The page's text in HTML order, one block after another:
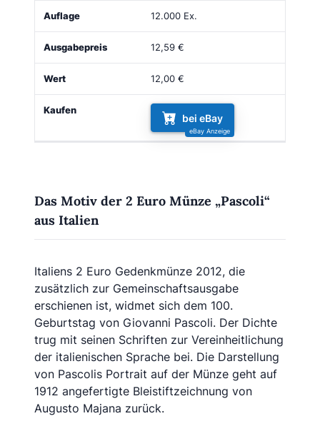
12.000 Ex.
12,59 €
12,00 €
bei eBay
Das Motiv der 2 Euro Münze „Pascoli“
aus Italien
Italiens 2 Euro Gedenkmünze 2012, die
zusätzlich zur Gemeinschaftsausgabe
erschienen ist, widmet sich dem 100.
Geburtstag von Giovanni Pascoli. Der Dichte
trug mit seinen Schriften zur Vereinheitlichung
der italienischen Sprache bei. Die Darstellung
von Pascolis Portrait auf der Münze geht auf
1912 angefertigte Bleistiftzeichnung von
Augusto Majana zurück.